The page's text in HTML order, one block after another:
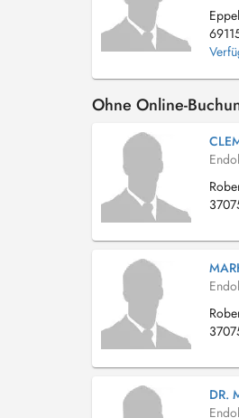
Ohne Online-
DR.